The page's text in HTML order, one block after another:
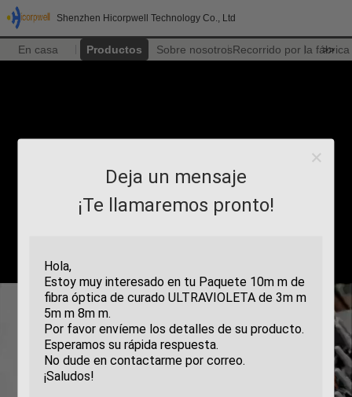
Shenzhen Hicorpwell Technology Co., Ltd
En casa Productos Sobre nosotrosRecorrido por la fábrica
>>
Deja un mensaje
¡Te llamaremos pronto!